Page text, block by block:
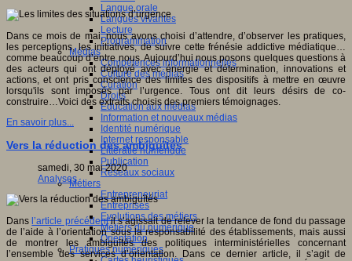
Langue orale
Langues vivantes
Lecture
Programmation
Médias
Compétences informationnelles
Culture des médias
Curation
Droits
Education aux médias
Information et nouveaux médias
Identité numérique
Internet responsable
Littératie numérique
Publication
Réseaux sociaux
Métiers
Entrepreneuriat
Entreprises
Evolutions des métiers
Métiers du numérique
Orientation
Pratiques numériques
Dans ce mois de mai, nous avons choisi d’attendre, d’observer les pratiques,
les perceptions, les initiatives, de suivre cette frénésie addictive médiatique…
comme beaucoup d’entre nous. Aujourd’hui nous posons quelques questions à
des acteurs qui ont déployé avec énergie et détermination, innovations et
actions, et ont pris conscience des limites des dispositifs à mettre en œuvre
lorsqu'ils sont imposés par l’urgence. Tous ont dit leurs désirs de co-
construire…Voici des extraits choisis des premiers témoignages.
En savoir plus...
Vers la réduction des ambiguïtés
samedi, 30 mai 2020
Analyses
Dans l’article précédentil s’agissait de relever la tendance de fond du passage
de l’aide à l’orientation sous la responsabilité des établissements, mais aussi
de montrer les ambiguïtés des politiques interministérielles concernant
l’ensemble des services d’orientation. Dans ce dernier article, il s’agit de